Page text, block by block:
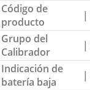
Código de
producto
|
Grupo del
Calibrador
|
Indicación de
batería baja
|